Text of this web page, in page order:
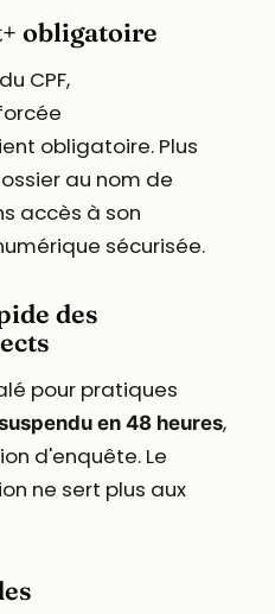
obligatoire
CPF,
obligatoire. Plus
au nom de
accès à son
sécurisée.
des
pour pratiques
en 48 heures,
d'enquête. Le
ne sert plus aux